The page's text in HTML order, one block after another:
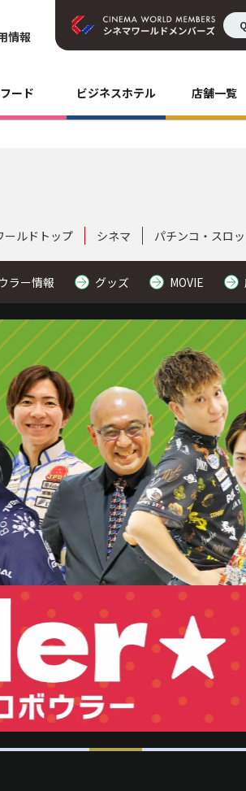
情報
フード ビジネスホテル 店舗一覧
ールドトップ シネマ パチンコ・スロ
ラー情報 グッズ MOVIE